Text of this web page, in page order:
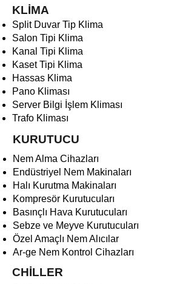
KLİMA
Split Duvar Tip Klima
Salon Tipi Klima
Kanal Tipi Klima
Kaset Tipi Klima
Hassas Klima
Pano Kliması
Server Bilgi İşlem Kliması
Trafo Kliması
KURUTUCU
Nem Alma Cihazları
Endüstriyel Nem Makinaları
Halı Kurutma Makinaları
Kompresör Kurutucuları
Basınçlı Hava Kurutucuları
Sebze ve Meyve Kurutucuları
Özel Amaçlı Nem Alıcılar
Ar-ge Nem Kontrol Cihazları
CHİLLER